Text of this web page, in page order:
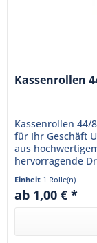
Kassenrollen
Kassenrollen 44/
für Ihr Geschäft
aus
hervorragende
einem...
Einheit 1 Rolle(n)
ab 1,00 € *